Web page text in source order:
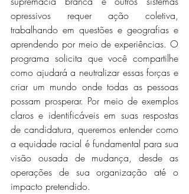
opressivos requer ação coletiva,
trabalhando em questões e geografias e
aprendendo por meio de experiências. O
programa solicita que você compartilhe
como ajudará a neutralizar essas forças e
criar um mundo onde todas as pessoas
possam prosperar. Por meio de exemplos
claros e identificáveis ​​em suas respostas
de candidatura, queremos entender como
a equidade racial é fundamental para sua
visão ousada de mudança, desde as
operações de sua organização até o
impacto pretendido.